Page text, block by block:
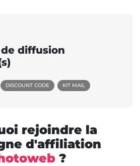
diffusion
DISCOUNT CODE KIT MAIL
rejoindre la
d'affiliation
?